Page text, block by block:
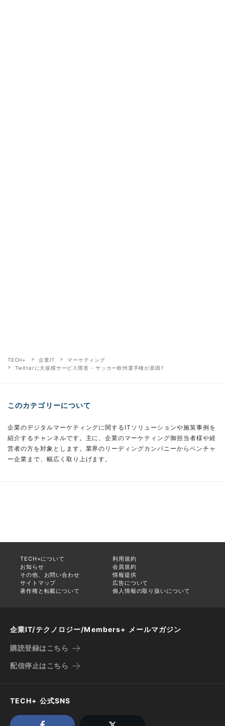
TECH+ 企業IT
マーケティング
Twitterに大規模サービス障害 - サッカー欧州選手権が原因?
このカテゴリーについて
企業のデジタルマーケティングに関するITソリューションや施策事例を
紹介するチャンネルです。主に、企業のマーケティング御担当者様や経
営者の方を対象とします。業界のリーディングカンパニーからベンチャ
ー企業まで、幅広く取り上げます。
TECH+について
利用規約
お知らせ
会員規約
その他、お問い合わせ
情報提供
サイトマップ
広告について
著作権と転載について
個人情報の取り扱いについて
企業IT/テクノロジー/Members+ メールマガジン
購読登録はこちら
配信停止はこちら
TECH+ 公式SNS